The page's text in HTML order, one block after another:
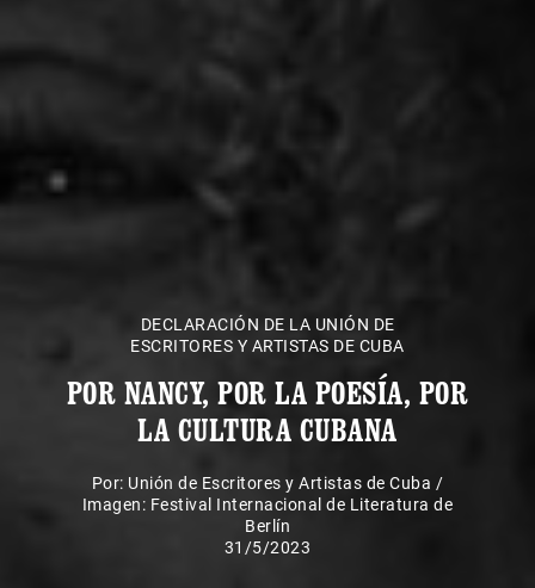
DECLARACIÓN DE LA UNIÓN DE
ESCRITORES Y ARTISTAS DE CUBA
POR NANCY, POR LA POESÍA, POR
LA CULTURA CUBANA
Por: Unión de Escritores y Artistas de Cuba /
Imagen: Festival Internacional de Literatura de
Berlín
31/5/2023